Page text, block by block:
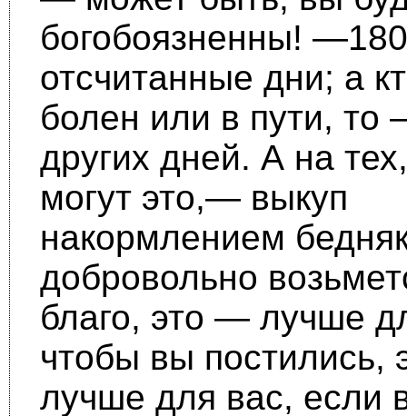
богобоязненны!
отсчитанные дни; а
болен или в пути, то
других дней. А на
могут это,— выкуп
накормлением
добровольно
благо, это — лучше
чтобы вы постились,
лучше для вас, если